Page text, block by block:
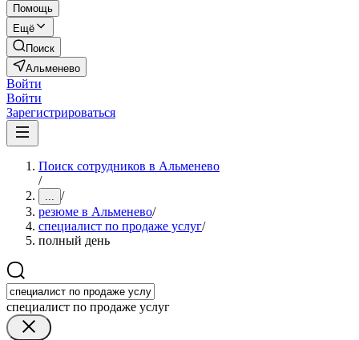
Помощь
Ещё
Поиск
Альменево
Войти
Войти
Зарегистрироваться
Поиск сотрудников в Альменево
/
... /
резюме в Альменево/
специалист по продаже услуг/
полный день
специалист по продаже услуг